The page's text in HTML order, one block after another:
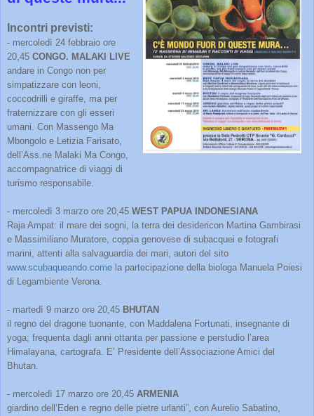
Incontri previsti:
- mercoledì 24 febbraio ore
20,45 CONGO. MALAKI LIVE
andare in Congo non per
simpatizzare con leoni,
coccodrilli e giraffe, ma per
fraternizzare con gli esseri
umani. Con Massengo Ma
Mbongolo e Letizia Farisato,
dellʼAss.ne Malaki Ma Congo,
accompagnatrice di viaggi di
turismo responsabile.
- mercoledì 3 marzo ore 20,45 WEST PAPUA INDONESIANA
Raja Ampat: il mare dei sogni, la terra dei desidericon Martina Gambirasi
e Massimiliano Muratore, coppia genovese di subacquei e fotografi
marini, attenti alla salvaguardia dei mari, autori del sito
www.scubaqueando.come la partecipazione della biologa Manuela Poiesi
di Legambiente Verona.
- martedì 9 marzo ore 20,45 BHUTAN
il regno del dragone tuonante, con Maddalena Fortunati, insegnante di
yoga; frequenta dagli anni ottanta per passione e perstudio lʼarea
Himalayana, cartografa. Eʼ Presidente dellʼAssociazione Amici del
Bhutan.
- mercoledì 17 marzo ore 20,45 ARMENIA
giardino dell’Eden e regno delle pietre urlanti”, con Aurelio Sabatino,